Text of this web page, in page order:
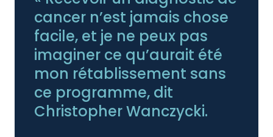
cancer n’est jamais chose
facile, et je ne peux pas
imaginer ce qu’aurait été
mon rétablissement sans
ce programme, dit
Christopher Wanczycki.